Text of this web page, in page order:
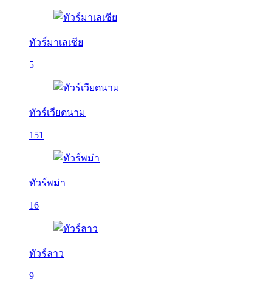
ทัวร์มาเลเซีย
5
ทัวร์เวียดนาม
151
ทัวร์พม่า
16
ทัวร์ลาว
9